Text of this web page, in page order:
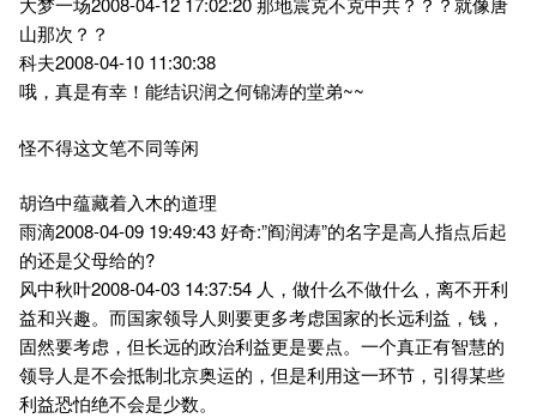
山那次？？
科夫2008-04-10 11:30:38
哦，真是有幸！能结识润之何锦涛的堂弟~~
怪不得这文笔不同等闲
胡诌中蕴藏着入木的道理
雨滴2008-04-09 19:49:43 好奇:”阎润涛”的名字是高人指点后起
的还是父母给的?
风中秋叶2008-04-03 14:37:54 人，做什么不做什么，离不开利
益和兴趣。而国家领导人则要更多考虑国家的长远利益，钱，
固然要考虑，但长远的政治利益更是要点。一个真正有智慧的
领导人是不会抵制北京奥运的，但是利用这一环节，引得某些
利益恐怕绝不会是少数。